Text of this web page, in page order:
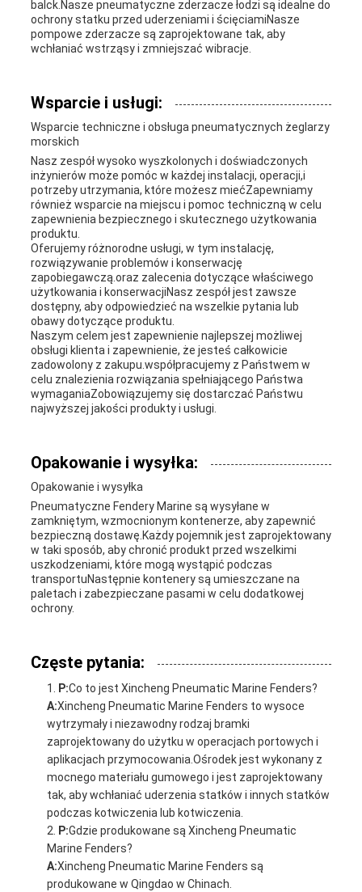
balck.Nasze pneumatyczne zderzacze łodzi są idealne do
ochrony statku przed uderzeniami i ścięciamiNasze
pompowe zderzacze są zaprojektowane tak, aby
wchłaniać wstrząsy i zmniejszać wibracje.
Wsparcie i usługi:
Wsparcie techniczne i obsługa pneumatycznych żeglarzy
morskich
Nasz zespół wysoko wyszkolonych i doświadczonych
inżynierów może pomóc w każdej instalacji, operacji,i
potrzeby utrzymania, które możesz miećZapewniamy
również wsparcie na miejscu i pomoc techniczną w celu
zapewnienia bezpiecznego i skutecznego użytkowania
produktu.
Oferujemy różnorodne usługi, w tym instalację,
rozwiązywanie problemów i konserwację
zapobiegawczą.oraz zalecenia dotyczące właściwego
użytkowania i konserwacjiNasz zespół jest zawsze
dostępny, aby odpowiedzieć na wszelkie pytania lub
obawy dotyczące produktu.
Naszym celem jest zapewnienie najlepszej możliwej
obsługi klienta i zapewnienie, że jesteś całkowicie
zadowolony z zakupu.współpracujemy z Państwem w
celu znalezienia rozwiązania spełniającego Państwa
wymaganiaZobowiązujemy się dostarczać Państwu
najwyższej jakości produkty i usługi.
Opakowanie i wysyłka:
Opakowanie i wysyłka
Pneumatyczne Fendery Marine są wysyłane w
zamkniętym, wzmocnionym kontenerze, aby zapewnić
bezpieczną dostawę.Każdy pojemnik jest zaprojektowany
w taki sposób, aby chronić produkt przed wszelkimi
uszkodzeniami, które mogą wystąpić podczas
transportuNastępnie kontenery są umieszczane na
paletach i zabezpieczane pasami w celu dodatkowej
ochrony.
Częste pytania:
P:Co to jest Xincheng Pneumatic Marine Fenders?
A:Xincheng Pneumatic Marine Fenders to wysoce
wytrzymały i niezawodny rodzaj bramki
zaprojektowany do użytku w operacjach portowych i
aplikacjach przymocowania.Ośrodek jest wykonany z
mocnego materiału gumowego i jest zaprojektowany
tak, aby wchłaniać uderzenia statków i innych statków
podczas kotwiczenia lub kotwiczenia.
P:Gdzie produkowane są Xincheng Pneumatic
Marine Fenders?
A:Xincheng Pneumatic Marine Fenders są
produkowane w Qingdao w Chinach.